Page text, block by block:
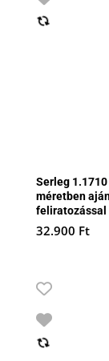
Serleg 1.1710
méretben
feliratozással
32.900 Ft